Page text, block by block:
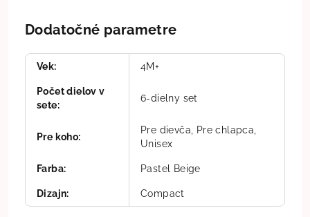
Dodatočné parametre
Vek: 4M+
Počet dielov v
sete:
6-dielny set
Pre koho:
Pre dievča, Pre chlapca,
Unisex
Farba: Pastel Beige
Dizajn: Compact